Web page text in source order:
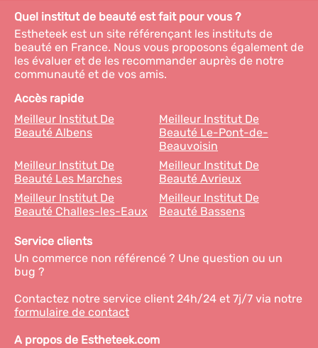
Quel institut de beauté est fait pour vous ?
Estheteek est un site référençant les instituts de
beauté en France. Nous vous proposons également de
les évaluer et de les recommander auprès de notre
communauté et de vos amis.
Accès rapide
Meilleur Institut De
Beauté Albens
Meilleur Institut De
Beauté Le-Pont-de-
Beauvoisin
Meilleur Institut De
Beauté Les Marches
Meilleur Institut De
Beauté Avrieux
Meilleur Institut De
Beauté Challes-les-Eaux
Meilleur Institut De
Beauté Bassens
Service clients
Un commerce non référencé ? Une question ou un
bug ?
Contactez notre service client 24h/24 et 7j/7 via notre
formulaire de contact
A propos de Estheteek.com